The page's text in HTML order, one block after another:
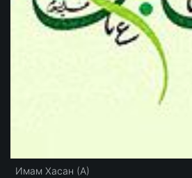
Имам Хасан (А)